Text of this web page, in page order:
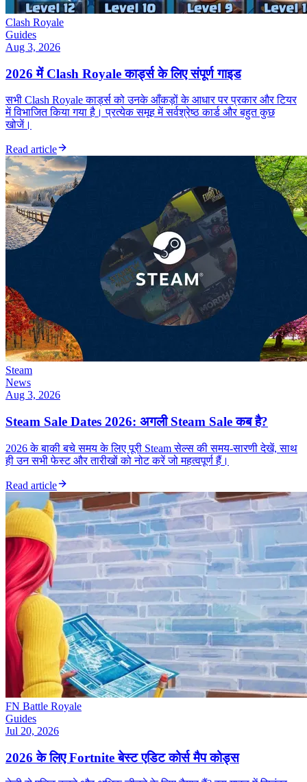
Clash Royale
Guides
Aug 3, 2026
2026 में Clash Royale कार्ड्स के लिए संपूर्ण गाइड
सभी Clash Royale कार्ड्स को उनके आँकड़ों के आधार पर प्रकार और टियर
में विभाजित किया गया है। प्रत्येक समूह में सर्वश्रेष्ठ कार्ड और बहुत कुछ
खोजें।
Read article
Steam
News
Aug 3, 2026
Steam Sale Dates 2026: अगली Steam Sale कब है?
2026 के बाकी बचे समय के लिए पूरी Steam सेल्स की समय-सारणी देखें, साथ
ही उन सभी फेस्ट और तारीखों को नोट करें जो महत्वपूर्ण हैं।
Read article
FN Battle Royale
Guides
Jul 20, 2026
2026 के लिए Fortnite बेस्ट एडिट कोर्स मैप कोड्स